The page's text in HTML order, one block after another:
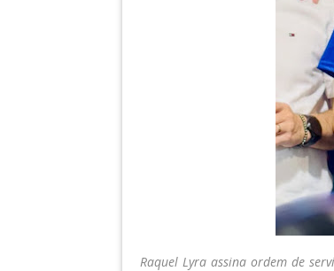
Raquel Lyra assina ordem de